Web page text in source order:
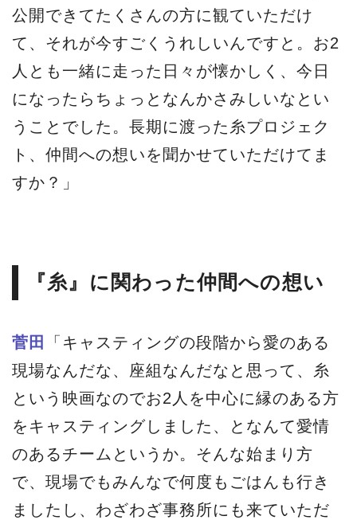
公開できてたくさんの方に観ていただけ
て、それが今すごくうれしいんですと。お2
人とも一緒に走った日々が懐かしく、今日
になったらちょっとなんかさみしいなとい
うことでした。長期に渡った糸プロジェク
ト、仲間への想いを聞かせていただけてま
すか？」
『糸』に関わった仲間への想い
菅田
「キャスティングの段階から愛のある
現場なんだな、座組なんだなと思って、糸
という映画なのでお2人を中心に縁のある方
をキャスティングしました、となんて愛情
のあるチームというか。そんな始まり方
で、現場でもみんなで何度もごはんも行き
ましたし、わざわざ事務所にも来ていただ